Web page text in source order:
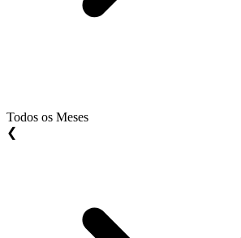
Todos os Meses
❮